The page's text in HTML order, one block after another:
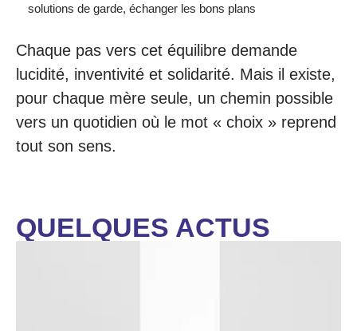
solutions de garde, échanger les bons plans
Chaque pas vers cet équilibre demande
lucidité, inventivité et solidarité. Mais il existe,
pour chaque mère seule, un chemin possible
vers un quotidien où le mot « choix » reprend
tout son sens.
QUELQUES ACTUS